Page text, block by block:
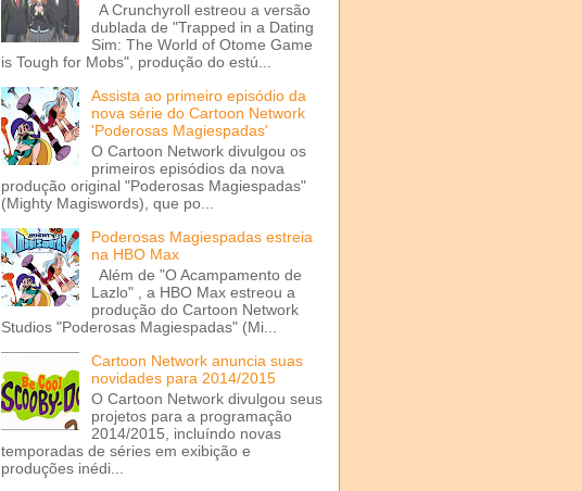
A Crunchyroll estreou a versão
dublada de "Trapped in a Dating
Sim: The World of Otome Game
is Tough for Mobs", produção do estú...
Assista ao primeiro episódio da
nova série do Cartoon Network
'Poderosas Magiespadas'
O Cartoon Network divulgou os
primeiros episódios da nova
produção original "Poderosas Magiespadas"
(Mighty Magiswords), que po...
Poderosas Magiespadas estreia
na HBO Max
Além de "O Acampamento de
Lazlo" , a HBO Max estreou a
produção do Cartoon Network
Studios "Poderosas Magiespadas" (Mi...
Cartoon Network anuncia suas
novidades para 2014/2015
O Cartoon Network divulgou seus
projetos para a programação
2014/2015, incluíndo novas
temporadas de séries em exibição e
produções inédi...